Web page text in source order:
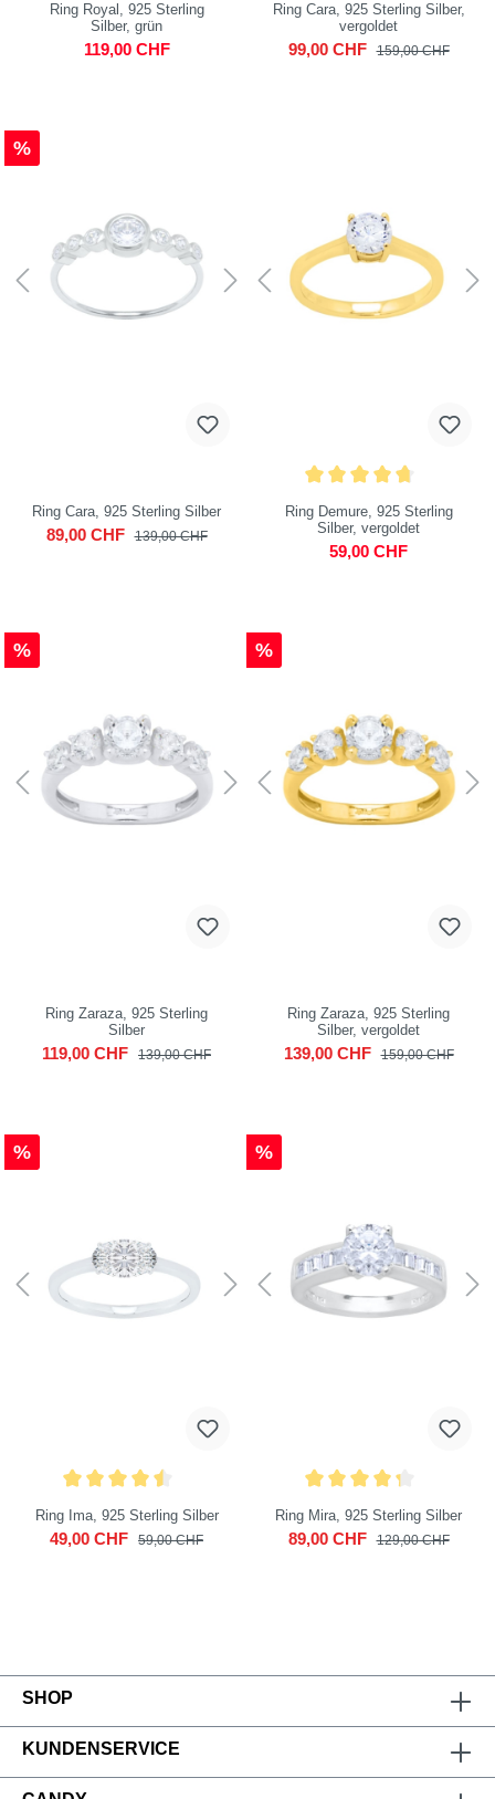
Ring Royal, 925 Sterling
Silber, grün
119,00 CHF
Ring Cara, 925 Sterling Silber,
vergoldet
99,00 CHF 159,00 CHF
%
Ring Cara, 925 Sterling Silber
89,00 CHF 139,00 CHF
Ring Demure, 925 Sterling
Silber, vergoldet
59,00 CHF
%
Ring Zaraza, 925 Sterling
Silber
119,00 CHF 139,00 CHF
%
Ring Zaraza, 925 Sterling
Silber, vergoldet
139,00 CHF 159,00 CHF
%
Ring Ima, 925 Sterling Silber
49,00 CHF 59,00 CHF
%
Ring Mira, 925 Sterling Silber
89,00 CHF 129,00 CHF
SHOP
KUNDENSERVICE